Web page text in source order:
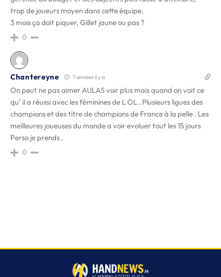
trop de joueurs moyen dans cette équipe.
3 mois ça doit piquer, Gillet jaune ou pas ?
0
Chantereyne 7 années il y a
On peut ne pas aimer AULAS voir plus mais quand on voit ce
qu’ il a réussi avec les féminines de L OL . Plusieurs ligues des
champions et des titre de champions de France à la pelle . Les
meilleures joueuses du monde a voir evoluer tout les 15 jours
Perso je prends .
0